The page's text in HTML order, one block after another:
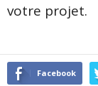
votre projet.
Facebook